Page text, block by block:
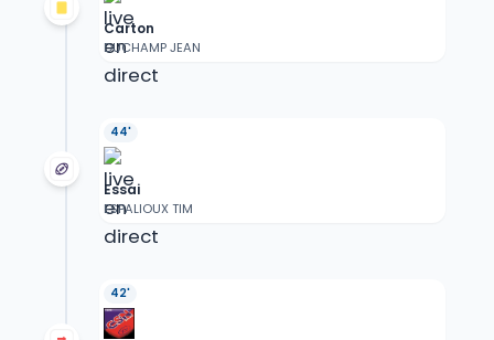
Carton
DUCHAMP JEAN
44'
Essai
ESPALIOUX TIM
42'